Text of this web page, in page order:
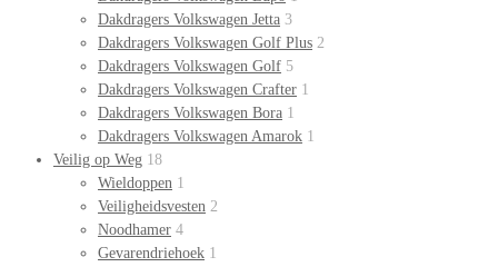
Dakdragers Volkswagen Jetta 3
Dakdragers Volkswagen Golf Plus 2
Dakdragers Volkswagen Golf 5
Dakdragers Volkswagen Crafter 1
Dakdragers Volkswagen Bora 1
Dakdragers Volkswagen Amarok 1
Veilig op Weg 18
Wieldoppen 1
Veiligheidsvesten 2
Noodhamer 4
Gevarendriehoek 1